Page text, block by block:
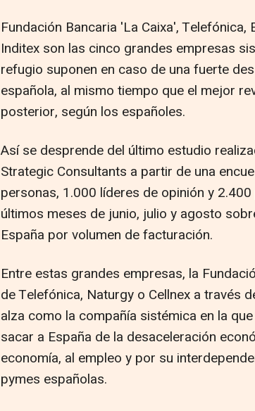
Fundación Bancaria 'La Caixa', Telefónica,
Inditex son las cinco grandes empresas
refugio suponen en caso de una fuerte
española, al mismo tiempo que el mejor
posterior, según los españoles.
Así se desprende del último estudio
Strategic Consultants a partir de una
personas, 1.000 líderes de opinión y
últimos meses de junio, julio y agosto
España por volumen de facturación.
Entre estas grandes empresas, la
de Telefónica, Naturgy o Cellnex a través
alza como la compañía sistémica en la
sacar a España de la desaceleración
economía, al empleo y por su
pymes españolas.